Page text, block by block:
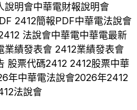
說明會中華電財報說明會
2412簡報PDF中華電法說會
法說會中華電中華電最新
業績發表會 2412業績發表會
股票代碼2412 2412股票中華
年中華電法說會2026年2412
法說會